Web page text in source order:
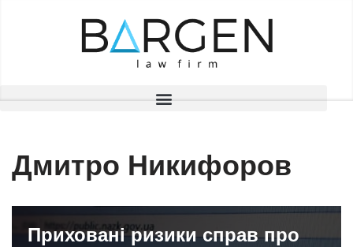
Дмитро Никифоров
Приховані ризики справ про